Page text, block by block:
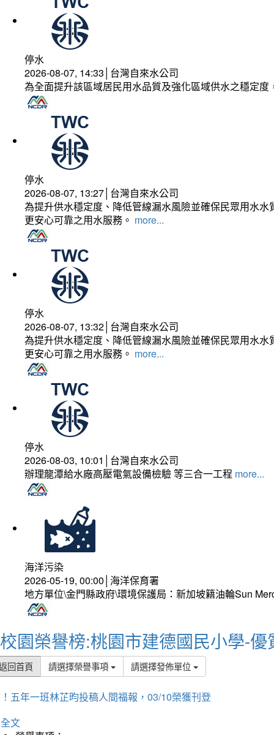
停水
2026-08-07, 14:33│台灣自來水公司
為全面提升該區域居民用水品質及強化區域供水之穩定
停水
2026-08-07, 13:27│台灣自來水公司
為提升供水穩定度、降低管線漏水風險並確保民眾用水
更安心可靠之用水服務。 more...
停水
2026-08-07, 13:32│台灣自來水公司
為提升供水穩定度、降低管線漏水風險並確保民眾用水
更安心可靠之用水服務。 more...
停水
2026-08-03, 10:01│台灣自來水公司
辦理龍潭給水廠高壓電氣設備檢驗 等三合一工程 more...
海洋污染
2026-05-19, 00:00│海洋保育署
地方單位\金門縣政府\環境保護局：新加坡籍油輪Sun
校園榮譽榜:桃園市建德國民小學-優
回首頁 請選擇榮譽事項 請選擇發佈單位
五年一班林芷昀投稿人間福報，03/10榮獲刊登
文